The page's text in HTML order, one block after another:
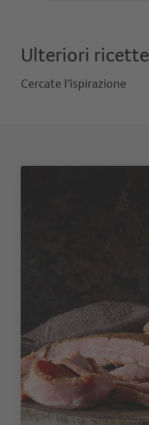
Ulteriori ricette
Cercate l’ispirazione